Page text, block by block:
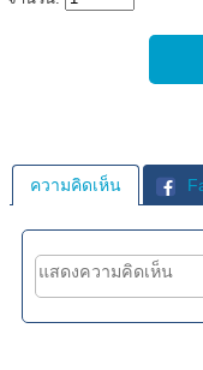
ความคิดเห็น